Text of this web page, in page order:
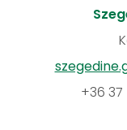
+36 37